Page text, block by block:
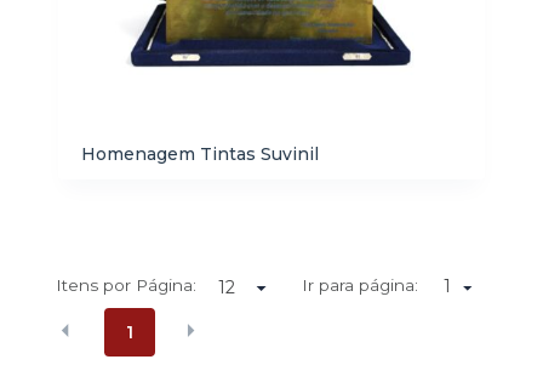
Homenagem Tintas Suvinil
Itens por Página: Ir para página: 1
1